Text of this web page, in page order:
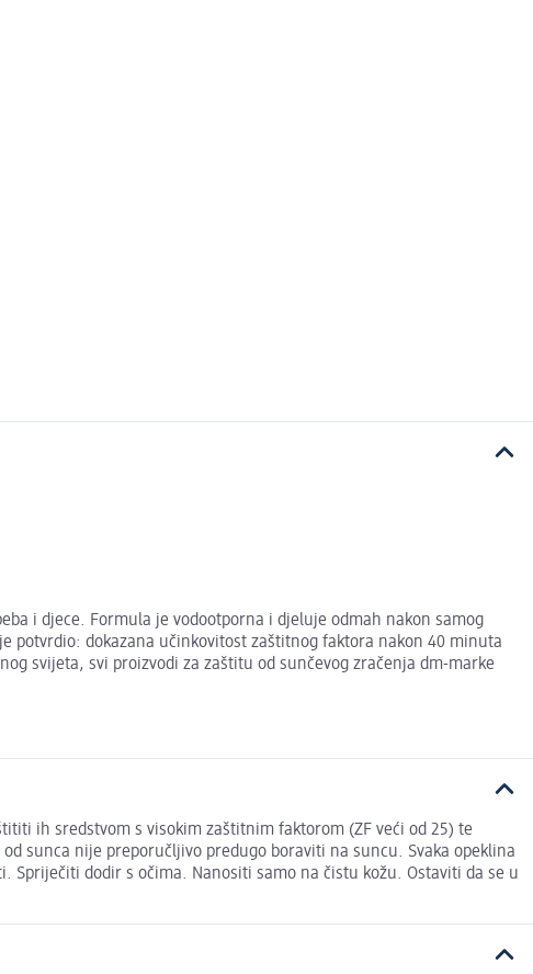
i djece. Formula je vodootporna i djeluje odmah nakon samog
potvrdio: dokazana učinkovitost zaštitnog faktora nakon 40 minuta
svijeta, svi proizvodi za zaštitu od sunčevog zračenja dm-marke
ih sredstvom s visokim zaštitnim faktorom (ZF veći od 25) te
sunca nije preporučljivo predugo boraviti na suncu. Svaka opeklina
dodir s očima. Nanositi samo na čistu kožu. Ostaviti da se u